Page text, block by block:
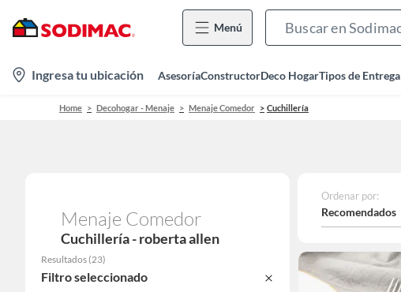
Menú
location-
icon
Ingresa tu ubicación AsesoríaConstructorDeco HogarTipos de Entrega
Home Decohogar - Menaje Menaje Comedor Cuchillería
Menaje Comedor
Cuchillería - roberta allen
Resultados (23)
Filtro seleccionado
Ordenar por:
Recomendados